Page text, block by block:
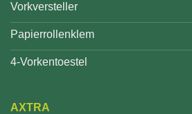
Vorkversteller
Papierrollenklem
4-Vorkentoestel
AXTRA